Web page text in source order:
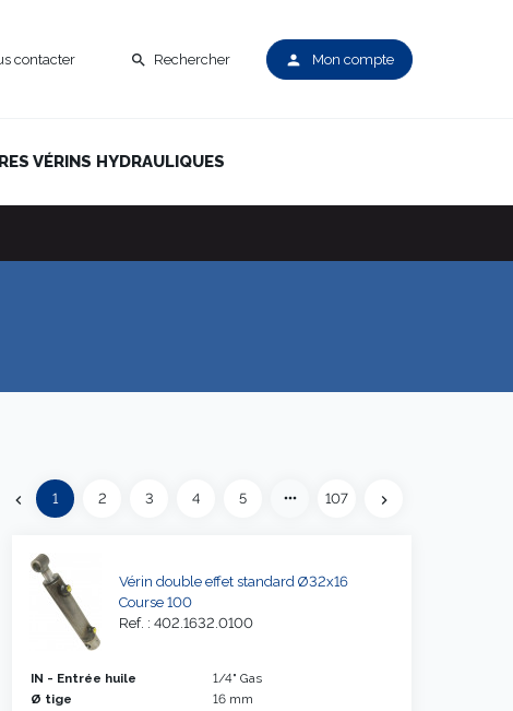
contacter search Rechercher person Mon compte
VÉRINS HYDRAULIQUES
chevron_left Précédent
1 2 3 4 5 more_horiz 107 chevron_right
Suivant
Vérin double effet standard Ø32x16
Course 100
Ref. : 402.1632.0100
IN - Entrée huile
1/4" Gas
Ø tige
16 mm